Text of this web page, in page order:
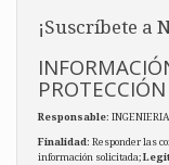
¡Suscríbete a
Responsable:
Finalidad: Responder las
información solicitada;